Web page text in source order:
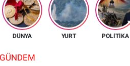
DÜNYA YURT POLİTİKA
GÜNDEM